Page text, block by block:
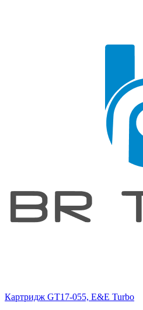
Картридж GT17-055, E&E Turbo